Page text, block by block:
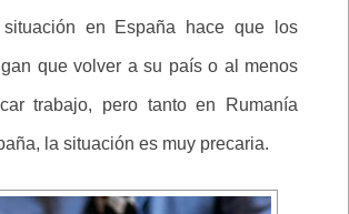
en España hace que los
que volver a su país o al menos
trabajo, pero tanto en Rumanía
la situación es muy precaria.